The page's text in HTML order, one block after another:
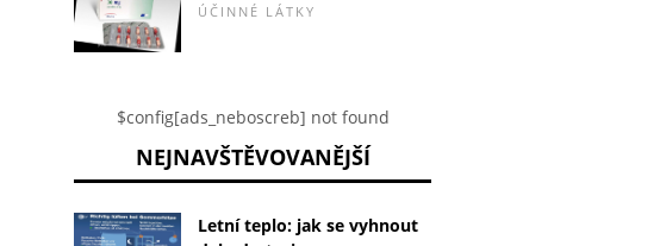
ÚČINNÉ LÁTKY
$config[ads_neboscreb] not found
NEJNAVŠTĚVOVANĚJŠÍ
Letní teplo: jak se vyhnout